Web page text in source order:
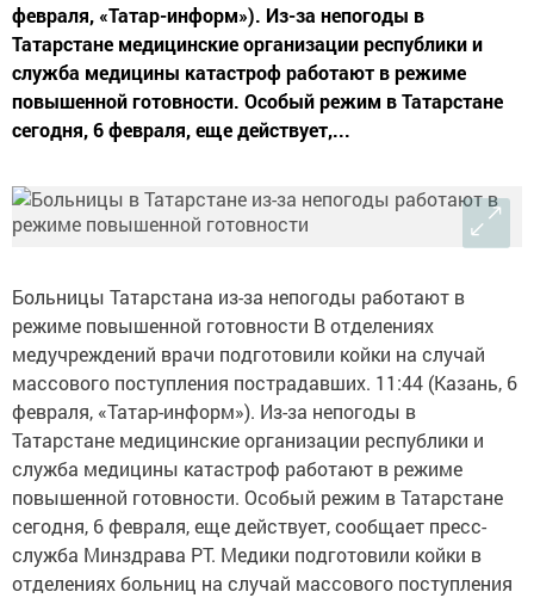
февраля, «Татар-информ»). Из-за непогоды в
Татарстане медицинские организации республики и
служба медицины катастроф работают в режиме
повышенной готовности. Особый режим в Татарстане
сегодня, 6 февраля, еще действует,...
Больницы Татарстана из-за непогоды работают в
режиме повышенной готовности В отделениях
медучреждений врачи подготовили койки на случай
массового поступления пострадавших. 11:44 (Казань, 6
февраля, «Татар-информ»). Из-за непогоды в
Татарстане медицинские организации республики и
служба медицины катастроф работают в режиме
повышенной готовности. Особый режим в Татарстане
сегодня, 6 февраля, еще действует, сообщает пресс-
служба Минздрава РТ. Медики подготовили койки в
отделениях больниц на случай массового поступления